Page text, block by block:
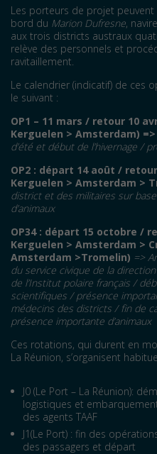
Les porteurs de projet
bord du Marion Dufresne,
aux trois districts austraux
relève des personnels et
ravitaillement.
Le calendrier (indicatif) de ces
le suivant :
OP1 – 11 mars / retour 10
Kerguelen > Amsterdam) =>
d’été et début de l’hivernage /
OP2 : départ 14 août /
Kerguelen > Amsterdam >
district et des militaires sur
d’animaux
OP34 : départ 15 octobre /
Kerguelen > Amsterdam >
Amsterdam >Tromelin) =>
du service civique de la
de l’Institut polaire français /
scientifiques / présence
médecins des districts / fin de
présence importante d’animaux
Ces rotations, qui durent en
La Réunion, s’organisent
J0 (Le Port – La Réunion):
logistiques et
des agents TAAF
J1(Le Port) : fin des
des passagers et départ